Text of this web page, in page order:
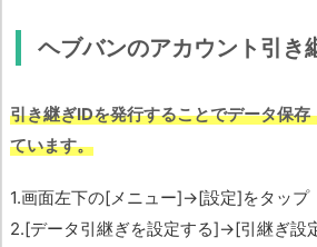
ヘブバンのアカウント引き
引き継ぎIDを発行することでデータ保
ています。
1.画面左下の[メニュー]→[設定]をタップ
2.[データ引継ぎを設定する]→[引継ぎ設